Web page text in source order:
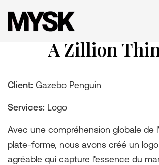
A Zillion
Client: Gazebo Penguin
Services: Logo
Avec une compréhension globale de
plate-forme, nous avons créé un
agréable qui capture l'essence du